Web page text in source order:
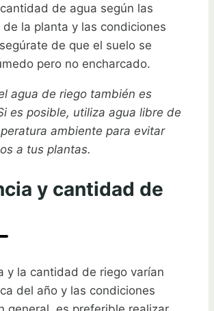
de agua según las
la planta y las condiciones
de que el suelo se
pero no encharcado.
agua de riego también es
es posible, utiliza agua libre de
ambiente para evitar
a tus plantas.
y cantidad de
y la cantidad de riego varían
del año y las condiciones